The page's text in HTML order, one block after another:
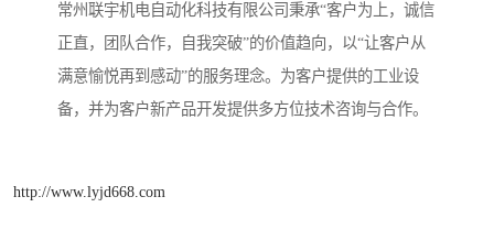
常州联宇机电自动化科技有限公司秉承“客户为上，诚信
正直，团队合作，自我突破”的价值趋向，以“让客户从
满意愉悦再到感动”的服务理念。为客户提供的工业设
备，并为客户新产品开发提供多方位技术咨询与合作。
http://www.lyjd668.com